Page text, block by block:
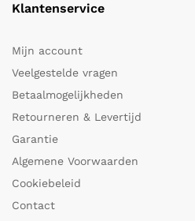
Klantenservice
Mijn account
Veelgestelde vragen
Betaalmogelijkheden
Retourneren & Levertijd
Garantie
Algemene Voorwaarden
Cookiebeleid
Contact